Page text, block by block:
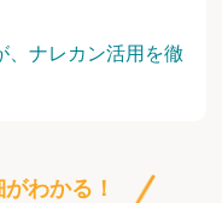
、ナレカン活用を徹
わかる！